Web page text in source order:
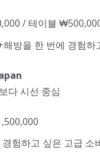
/ 테이블
방을 한 번에 경험하
다 시선 중심
험하고 싶은 고급 소